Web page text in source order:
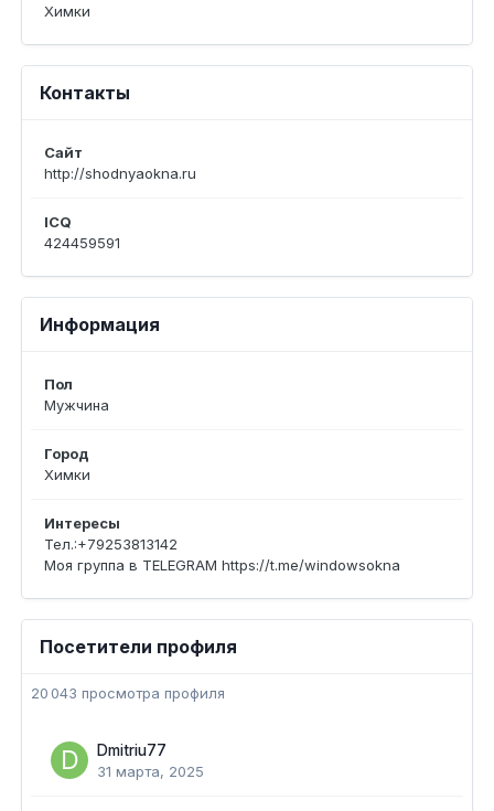
Химки
Контакты
Сайт
http://shodnyaokna.ru
ICQ
424459591
Информация
Пол
Мужчина
Город
Химки
Интересы
Тел.:+79253813142
Моя группа в TELEGRAM https://t.me/windowsokna
Посетители профиля
20 043 просмотра профиля
Dmitriu77
31 марта, 2025